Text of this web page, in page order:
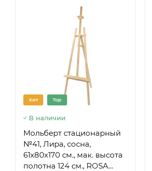
Хит Top
В наличии
Мольберт стационарный
№41, Лира, сосна,
61х80х170 см., мак. высота
полотна 124 см., ROSA